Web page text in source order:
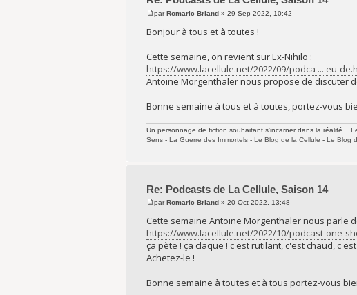
parRomaric Briand » 29 Sep 2022, 10:42
Bonjour à tous et à toutes !
Cette semaine, on revient sur Ex-Nihilo :
https://www.lacellule.net/2022/09/podca ... eu-
Antoine Morgenthaler nous propose de discuter
Bonne semaine à tous et à toutes, portez-vous
Un personnage de fiction souhaitant s'incarner dans la réalité...
Sens - La Guerre des Immortels - Le Blog de la Cellule - Le Blog
Re: Podcasts de La Cellule, Saison 14
parRomaric Briand » 20 Oct 2022, 13:48
Cette semaine Antoine Morgenthaler nous parle
https://www.lacellule.net/2022/10/podcast-one-
ça pète ! ça claque ! c'est rutilant, c'est chaud,
Achetez-le !
Bonne semaine à toutes et à tous portez-vous